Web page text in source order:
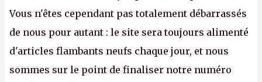
Vous n'êtes cependant pas totalement débarrassés
de nous pour autant : le site sera toujours alimenté
d'articles flambants neufs chaque jour, et nous
sommes sur le point de finaliser notre numéro